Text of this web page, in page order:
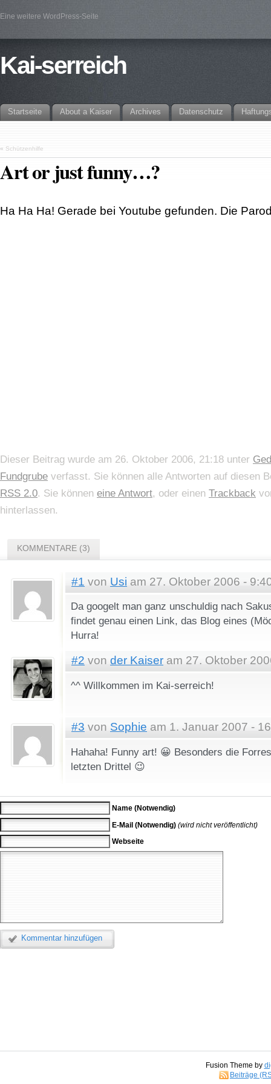
Eine weitere WordPress-Seite
Kai-serreich
Startseite About a Kaiser Archives Datenschutz
« Schützenhilfe
Art or just funny…?
Ha Ha Ha! Gerade bei Youtube gefunden. Die
Dieser Beitrag wurde am 26. Oktober 2006, 21:18 unter
Fundgrube verfasst. Sie können alle Antworten auf diesen
RSS 2.0. Sie können eine Antwort, oder einen Trackback
hinterlassen.
KOMMENTARE (3)
#1 von Usi am 27. Oktober 2006 -
Da googelt man ganz unschuldig nach
findet genau einen Link, das Blog eines
Hurra!
#2 von der Kaiser am 27. Oktober
^^ Willkommen im Kai-serreich!
#3 von Sophie am 1. Januar 2007 -
Hahaha! Funny art! 😀 Besonders die
letzten Drittel 😉
Name (Notwendig)
E-Mail (Notwendig) (wird nicht veröffentlicht)
Webseite
Kommentar hinzufügen
Fusion Theme by
Beiträge